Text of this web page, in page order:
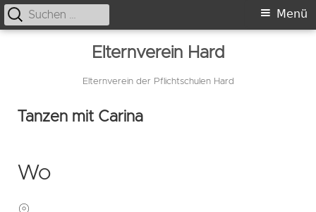
Elternverein Hard
Elternverein der Pflichtschulen Hard
Primäres
Menü
Suche
nach:
Tanzen mit Carina
Wo